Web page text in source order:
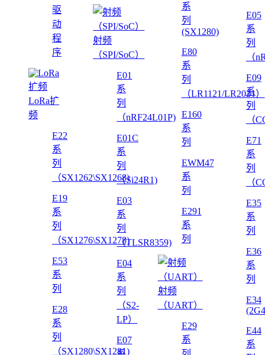
驱
动
程
序
LoRa扩
频
E22
系
列
（SX1262\SX1268)
E19
系
列
（SX1276\SX1278)
E53
系
列
E28
系
列
（SX1280\SX1281)
射频
（SPI/SoC）
E01
系
列
（nRF24L01P)
E01C
系
列
（Si24R1)
E03
系
列
（TLSR8359)
E04
系
列
（S2-
LP）
E07
系
列
(SX1280)
E80
系
列
（LR1121/LR2021）
E160
系
列
EWM47
系
列
E291
系
列
射频
（UART）
E29
系
E05
系
列
（
E09
系
列
（
E71
系
列
（
E35
系
列
E36
系
列
E34
E44
系